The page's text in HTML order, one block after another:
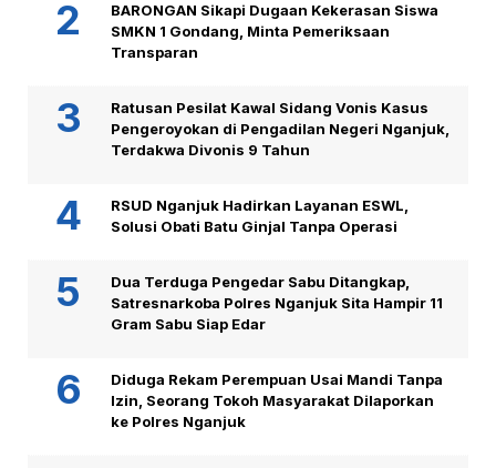
BARONGAN Sikapi Dugaan Kekerasan Siswa
SMKN 1 Gondang, Minta Pemeriksaan
Transparan
Ratusan Pesilat Kawal Sidang Vonis Kasus
Pengeroyokan di Pengadilan Negeri Nganjuk,
Terdakwa Divonis 9 Tahun
RSUD Nganjuk Hadirkan Layanan ESWL,
Solusi Obati Batu Ginjal Tanpa Operasi
Dua Terduga Pengedar Sabu Ditangkap,
Satresnarkoba Polres Nganjuk Sita Hampir 11
Gram Sabu Siap Edar
Diduga Rekam Perempuan Usai Mandi Tanpa
Izin, Seorang Tokoh Masyarakat Dilaporkan
ke Polres Nganjuk